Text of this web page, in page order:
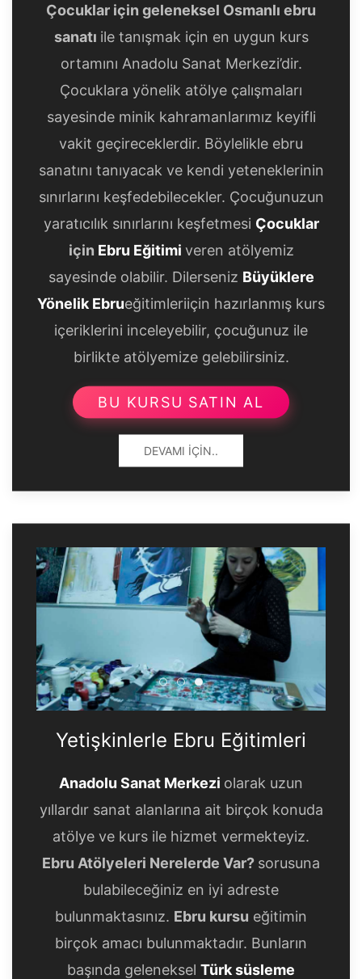
Çocuklar için geleneksel Osmanlı ebru
sanatı ile tanışmak için en uygun kurs
ortamını Anadolu Sanat Merkezi’dir.
Çocuklara yönelik atölye çalışmaları
sayesinde minik kahramanlarımız keyifli
vakit geçireceklerdir. Böylelikle ebru
sanatını tanıyacak ve kendi yeteneklerinin
sınırlarını keşfedebilecekler. Çocuğunuzun
yaratıcılık sınırlarını keşfetmesi Çocuklar
için Ebru Eğitimi veren atölyemiz
sayesinde olabilir. Dilerseniz Büyüklere
Yönelik Ebrueğitimleriiçin hazırlanmış kurs
içeriklerini inceleyebilir, çocuğunuz ile
birlikte atölyemize gelebilirsiniz.
BU KURSU SATIN AL
DEVAMI İÇIN..
Yetişkinlerle Ebru Eğitimleri
Yetişkinlerle Ebru
Yetişkinlerle Ebru
Yetişkinlerle Ebru Eğitimleri
Anadolu Sanat Merkezi olarak uzun
yıllardır sanat alanlarına ait birçok konuda
atölye ve kurs ile hizmet vermekteyiz.
Ebru Atölyeleri Nerelerde Var? sorusuna
bulabileceğiniz en iyi adreste
bulunmaktasınız. Ebru kursu eğitimin
birçok amacı bulunmaktadır. Bunların
başında geleneksel Türk süsleme